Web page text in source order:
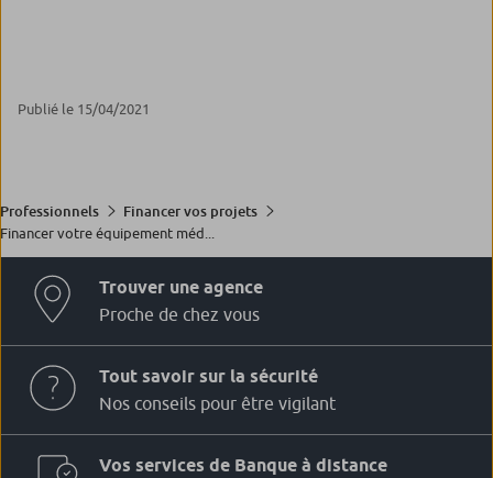
Publié le 15/04/2021
Professionnels
Financer vos projets
Financer votre équipement méd...
Trouver une agence
Proche de chez vous
Tout savoir sur la sécurité
Nos conseils pour être vigilant
Vos services de Banque à distance